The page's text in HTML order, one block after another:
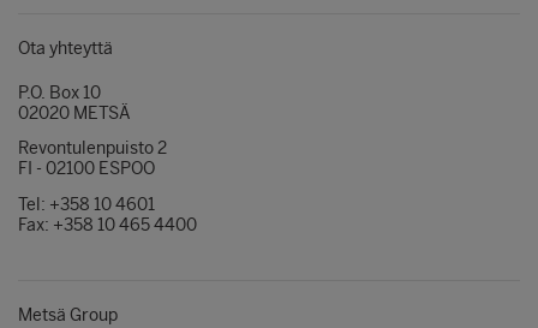
Ota yhteyttä
P.O. Box 10
02020 METSÄ
Revontulenpuisto 2
FI - 02100 ESPOO
Tel: +358 10 4601
Fax: +358 10 465 4400
Metsä Group